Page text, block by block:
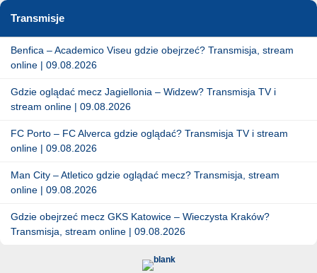
Transmisje
Benfica – Academico Viseu gdzie obejrzeć? Transmisja, stream
online | 09.08.2026
Gdzie oglądać mecz Jagiellonia – Widzew? Transmisja TV i
stream online | 09.08.2026
FC Porto – FC Alverca gdzie oglądać? Transmisja TV i stream
online | 09.08.2026
Man City – Atletico gdzie oglądać mecz? Transmisja, stream
online | 09.08.2026
Gdzie obejrzeć mecz GKS Katowice – Wieczysta Kraków?
Transmisja, stream online | 09.08.2026